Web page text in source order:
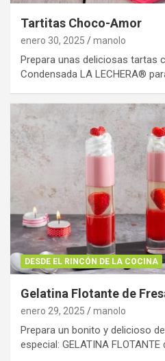
Tartitas Choco-Amor
enero 30, 2025 manolo
Prepara unas deliciosas tartas
Condensada LA LECHERA®
DESDE EL RINCÓN DE LA COCINA
Gelatina Flotante de
enero 29, 2025 manolo
Prepara un bonito y delicioso
especial: GELATINA FLOTANTE